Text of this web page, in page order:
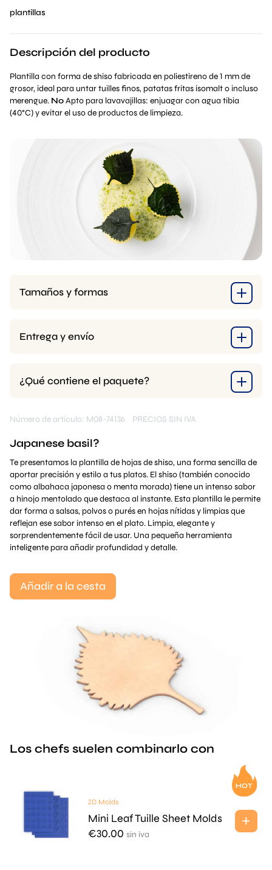
plantillas
Descripción del producto
Plantilla con forma de shiso fabricada en poliestireno de 1 mm de
grosor, ideal para untar tuilles finos, patatas fritas isomalt o incluso
merengue. NoApto para lavavajillas: enjuagar con agua tibia
(40°C) y evitar el uso de productos de limpieza.
Tamaños y formas
Entrega y envío
¿Qué contiene el paquete?
Número de artículo: M08-74136 PRECIOS SIN IVA
Japanese basil?
Te presentamos la plantilla de hojas de shiso, una forma sencilla de
aportar precisión y estilo a tus platos. El shiso (también conocido
como albahaca japonesa o menta morada) tiene un intenso sabor
a hinojo mentolado que destaca al instante. Esta plantilla le permite
dar forma a salsas, polvos o purés en hojas nítidas y limpias que
reflejan ese sabor intenso en el plato. Limpia, elegante y
sorprendentemente fácil de usar. Una pequeña herramienta
inteligente para añadir profundidad y detalle.
Añadir a la cesta
Los chefs suelen combinarlo con
2D Molds
Mini Leaf Tuille Sheet Molds
€30.00 sin iva